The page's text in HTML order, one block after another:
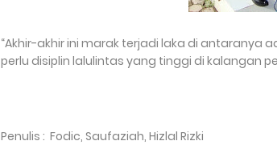
“Akhir-akhir ini marak terjadi laka di antaranya
perlu disiplin lalulintas yang tinggi di kalangan
Penulis : Fodic, Saufaziah, Hizlal Rizki